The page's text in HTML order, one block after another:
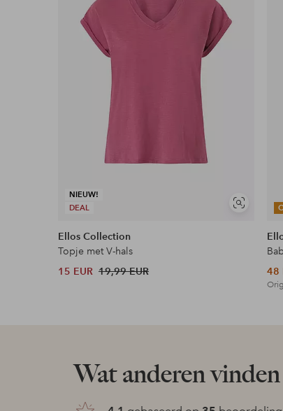
NIEUW!
DEAL
Ellos Collection
Topje met V-hals
15 EUR 19,99 EUR
48
Wat anderen vinden